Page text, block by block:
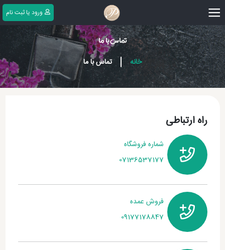
||| ورود یا ثبت ‌نام
تماس با ما
خانه | تماس با ما
راه ارتباطی
شماره فروشگاه
07136537177
فروش عمده
09177178847